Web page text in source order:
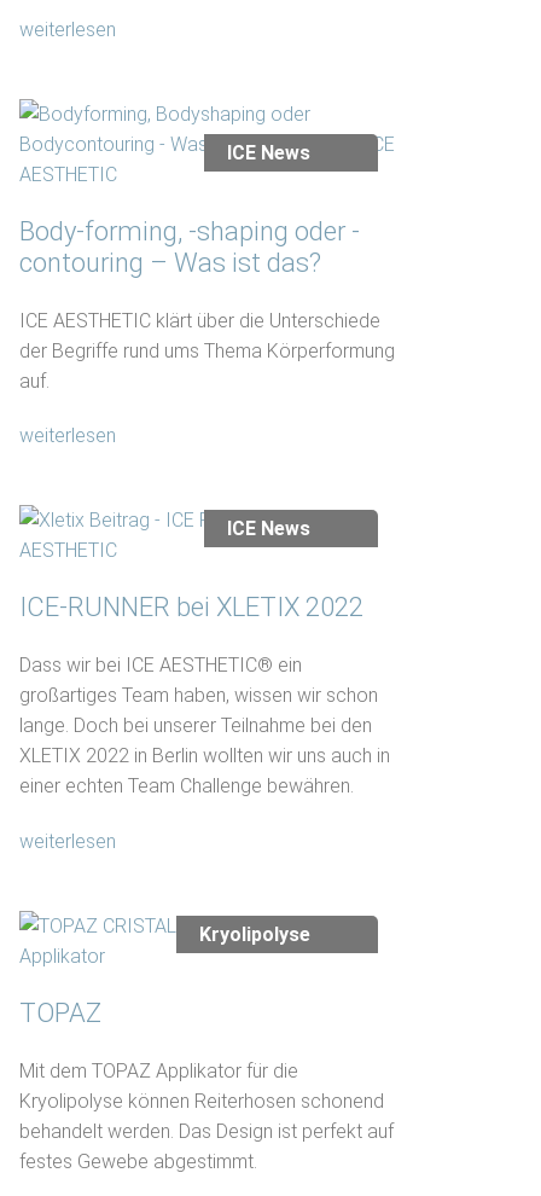
weiterlesen
ICE News
Body-forming, -shaping oder -
contouring – Was ist das?
ICE AESTHETIC klärt über die Unterschiede
der Begriffe rund ums Thema Körperformung
auf.
weiterlesen
ICE News
ICE-RUNNER bei XLETIX 2022
Dass wir bei ICE AESTHETIC® ein
großartiges Team haben, wissen wir schon
lange. Doch bei unserer Teilnahme bei den
XLETIX 2022 in Berlin wollten wir uns auch in
einer echten Team Challenge bewähren.
weiterlesen
Kryolipolyse
TOPAZ
Mit dem TOPAZ Applikator für die
Kryolipolyse können Reiterhosen schonend
behandelt werden. Das Design ist perfekt auf
festes Gewebe abgestimmt.